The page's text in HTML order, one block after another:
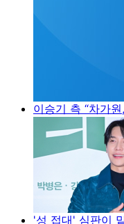
이승기 측 “차가
'성 접대' 심판이